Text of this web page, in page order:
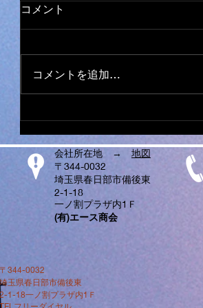
オールメーカー ミシン 取
で、購入されたミシンでもokで
す。 ダンボール、や、みかん箱
き詰めて、 ガムテープで、フタ
を閉めてお送りください。...
コメント
コメントを追加…
〒344-0032
埼玉県春日部市備後東
2-1-18一ノ割プラザ内1Ｆ
会社所在地 → 地図
〒344-0032
埼玉県春日部市備後東
2-1-18
一ノ割プラザ内1Ｆ
​(有)エース商会